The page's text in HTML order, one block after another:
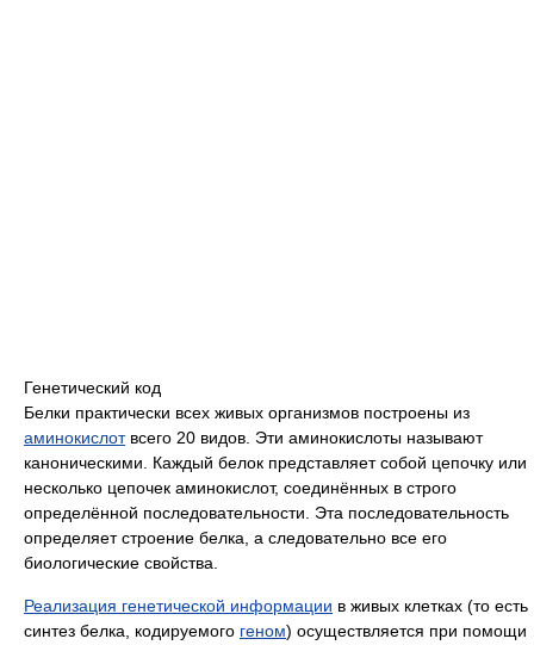
Генетический код
Белки практически всех живых организмов построены из
аминокислотвсего 20 видов. Эти аминокислоты называют
каноническими. Каждый белок представляет собой цепочку или
несколько цепочек аминокислот, соединённых в строго
определённой последовательности. Эта последовательность
определяет строение белка, а следовательно все его
биологические свойства.
Реализация генетической информации в живых клетках (то есть
синтез белка, кодируемого геном) осуществляется при помощи